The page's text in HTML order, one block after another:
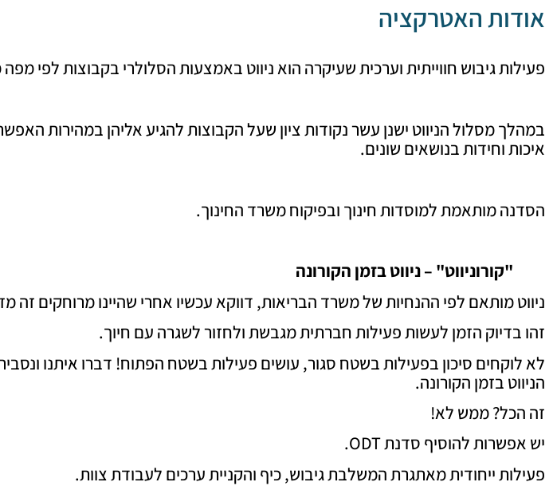
אודות האטרקציה
פעילות גיבוש חווייתית וערכית שעיקרה הוא ניווט באמצעות הסלולרי בקבוצות לפי
במהלך מסלול הניווט ישנן עשר נקודות ציון שעל הקבוצות להגיע אליהן במהירות
איכות וחידות בנושאים שונים.
הסדנה מותאמת למוסדות חינוך ובפיקוח משרד החינוך.
"קורוניווט" – ניווט בזמן הקורונה
ניווט מותאם לפי ההנחיות של משרד הבריאות, דווקא עכשיו אחרי שהיינו מרוחקים זה
זהו בדיוק הזמן לעשות פעילות חברתית מגבשת ולחזור לשגרה עם חיוך.
לא לוקחים סיכון בפעילות בשטח סגור, עושים פעילות בשטח הפתוח! דברו איתנו
הניווט בזמן הקורונה.
זה הכל? ממש לא!
יש אפשרות להוסיף סדנת ODT.
פעילות ייחודית מאתגרת המשלבת גיבוש, כיף והקניית ערכים לעבודת צוות.